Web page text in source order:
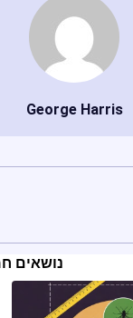
George Harris
נושאים